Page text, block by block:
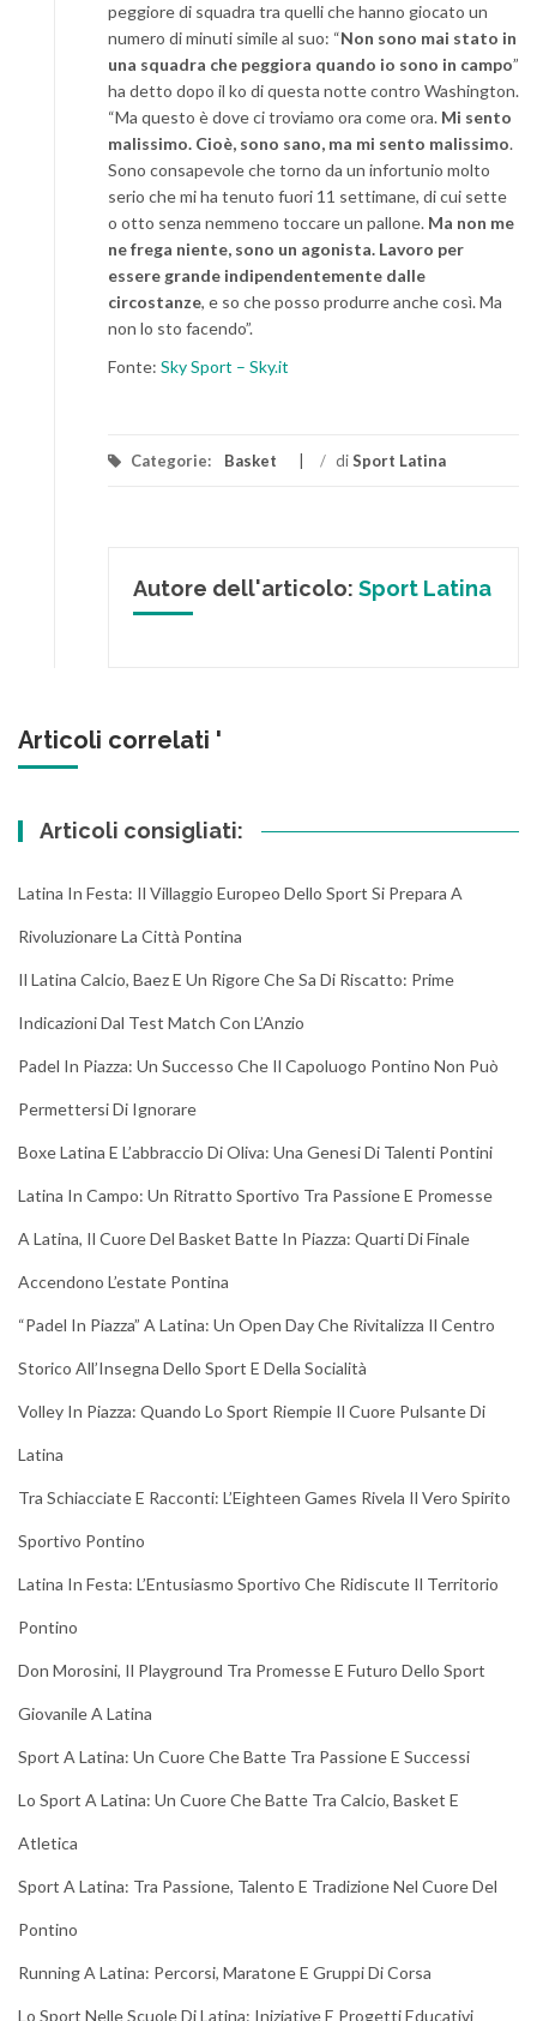
peggiore di squadra tra quelli che hanno giocato un
numero di minuti simile al suo: “Non sono mai stato in
una squadra che peggiora quando io sono in campo”
ha detto dopo il ko di questa notte contro Washington.
“Ma questo è dove ci troviamo ora come ora. Mi sento
malissimo. Cioè, sono sano, ma mi sento malissimo.
Sono consapevole che torno da un infortunio molto
serio che mi ha tenuto fuori 11 settimane, di cui sette
o otto senza nemmeno toccare un pallone. Ma non me
ne frega niente, sono un agonista. Lavoro per
essere grande indipendentemente dalle
circostanze, e so che posso produrre anche così. Ma
non lo sto facendo”.
Fonte: Sky Sport – Sky.it
Categorie: Basket / diSport Latina
Autore dell'articolo: Sport Latina
Articoli correlati '
Articoli consigliati:
Latina In Festa: Il Villaggio Europeo Dello Sport Si Prepara A
Rivoluzionare La Città Pontina
Il Latina Calcio, Baez E Un Rigore Che Sa Di Riscatto: Prime
Indicazioni Dal Test Match Con L’Anzio
Padel In Piazza: Un Successo Che Il Capoluogo Pontino Non Può
Permettersi Di Ignorare
Boxe Latina E L’abbraccio Di Oliva: Una Genesi Di Talenti Pontini
Latina In Campo: Un Ritratto Sportivo Tra Passione E Promesse
A Latina, Il Cuore Del Basket Batte In Piazza: Quarti Di Finale
Accendono L’estate Pontina
“Padel In Piazza” A Latina: Un Open Day Che Rivitalizza Il Centro
Storico All’Insegna Dello Sport E Della Socialità
Volley In Piazza: Quando Lo Sport Riempie Il Cuore Pulsante Di
Latina
Tra Schiacciate E Racconti: L’Eighteen Games Rivela Il Vero Spirito
Sportivo Pontino
Latina In Festa: L’Entusiasmo Sportivo Che Ridiscute Il Territorio
Pontino
Don Morosini, Il Playground Tra Promesse E Futuro Dello Sport
Giovanile A Latina
Sport A Latina: Un Cuore Che Batte Tra Passione E Successi
Lo Sport A Latina: Un Cuore Che Batte Tra Calcio, Basket E
Atletica
Sport A Latina: Tra Passione, Talento E Tradizione Nel Cuore Del
Pontino
Running A Latina: Percorsi, Maratone E Gruppi Di Corsa
Lo Sport Nelle Scuole Di Latina: Iniziative E Progetti Educativi